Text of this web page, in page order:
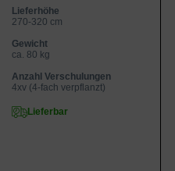
Lieferhöhe
270-320 cm
Gewicht
ca. 80 kg
Anzahl Verschulungen
4xv (4-fach verpflanzt)
Lieferbar